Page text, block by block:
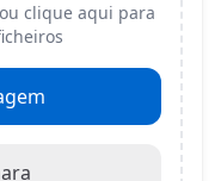
clique aqui para